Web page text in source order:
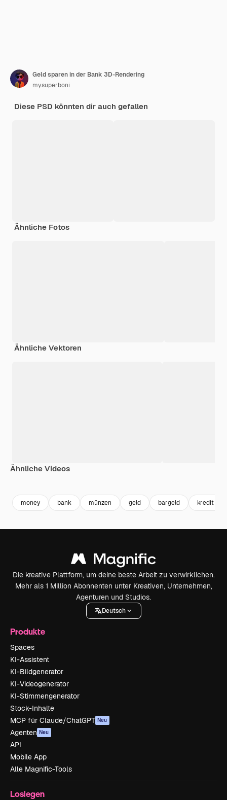
Geld sparen in der Bank 3D-Rendering
my.superboni
Diese PSD könnten dir auch gefallen
Ähnliche Fotos
Ähnliche Vektoren
Ähnliche Videos
money bank münzen geld bargeld kredit
Die kreative Plattform, um deine beste Arbeit zu verwirklichen.
Mehr als 1 Million Abonnenten unter Kreativen, Unternehmen,
Agenturen und Studios.
Deutsch
Produkte
Spaces
KI-Assistent
KI-Bildgenerator
KI-Videogenerator
KI-Stimmengenerator
Stock-Inhalte
MCP für Claude/ChatGPT Neu
Agenten Neu
API
Mobile App
Alle Magnific-Tools
Loslegen